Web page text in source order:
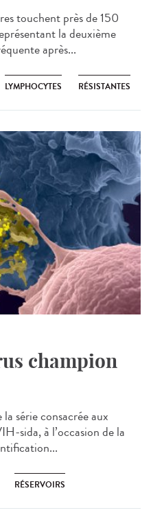
touchent près de 150
la deuxième
après...
LYMPHOCYTES RÉSISTANTES
champion
série consacrée aux
sida, à l’occasion de la
RÉSERVOIRS